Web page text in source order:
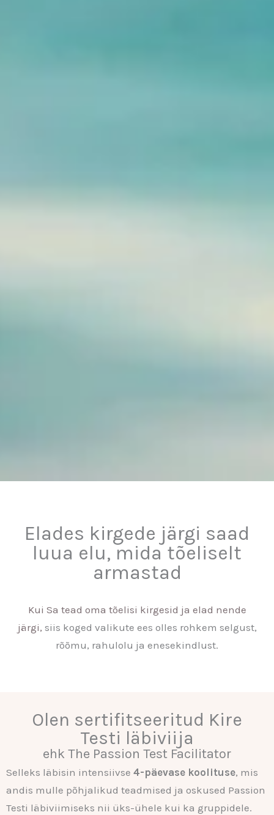
Elades kirgede järgi saad
luua elu, mida tõeliselt
armastad
Kui Sa tead oma tõelisi kirgesid ja elad nende
järgi, siis koged valikute ees olles rohkem selgust,
rõõmu, rahulolu ja enesekindlust.
Olen sertifitseeritud Kire
Testi läbiviija
ehk The Passion Test Facilitator
Selleks läbisin intensiivse 4-päevase koolituse, mis
andis mulle põhjalikud teadmised ja oskused Passion
Testi läbiviimiseks nii üks-ühele kui ka gruppidele.